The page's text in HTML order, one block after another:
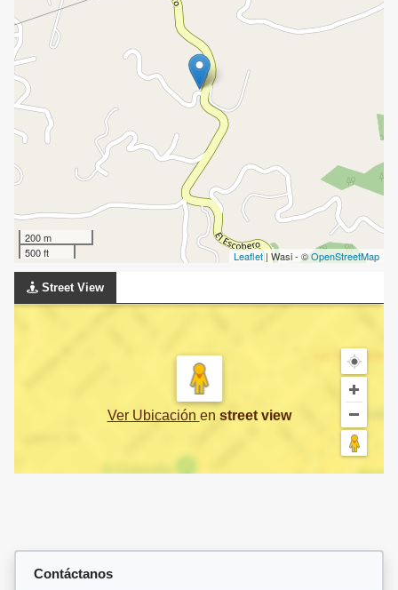
200 m
500 ft
Leaflet| Wasi - ©OpenStreetMap
Street View
Ver Ubicación en street view
Contáctanos